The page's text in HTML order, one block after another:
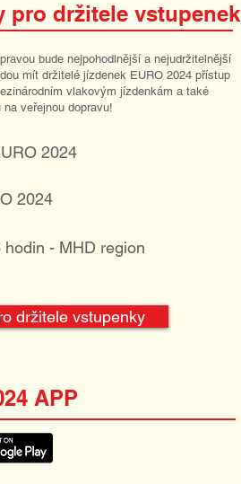
pro držitele vstupenek
bude nejpohodlnější a nejudržitelnější
mít držitelé jízdenek EURO 2024 přístup
vlakovým jízdenkám a také
veřejnou dopravu!
2024
2024
- MHD region
držitele vstupenky
APP